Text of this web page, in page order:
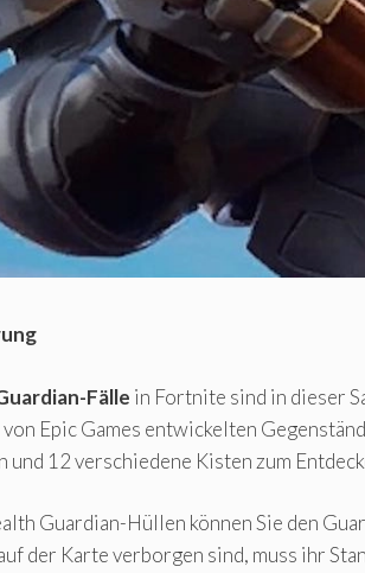
Fälle in Fortnite sind in dieser
Epic Games entwickelten
und 12 verschiedene Kisten zum
Guardian-Hüllen können Sie den
der Karte verborgen sind, muss ihr